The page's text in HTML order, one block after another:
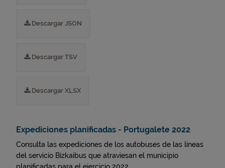
Descargar JSON
Descargar TSV
Descargar XLSX
Expediciones planificadas - Portugalete 2022
Consulta las expediciones de los autobuses de las líneas
del servicio Bizkaibus que atraviesan el municipio